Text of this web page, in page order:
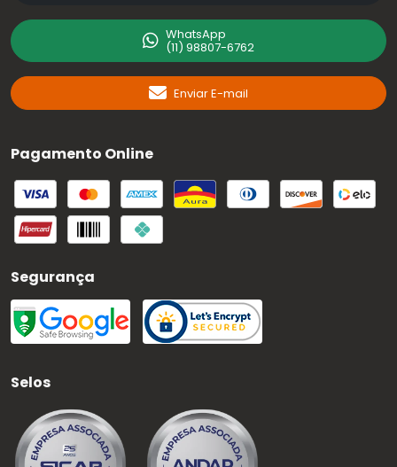
WhatsApp
(11) 98807-6762
Enviar E-mail
Pagamento Online
Segurança
Selos